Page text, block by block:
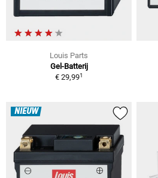
Louis Parts
Gel-Batterij
€ 29,991
NIEUW